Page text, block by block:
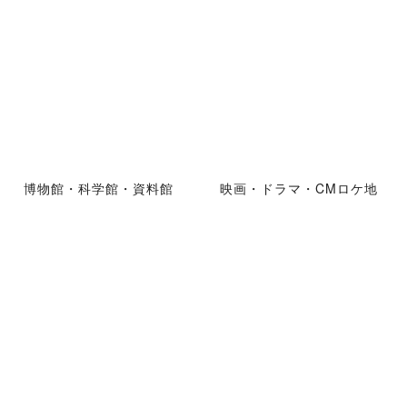
博物館・科学館・資料館 映画・ドラマ・CMロケ地